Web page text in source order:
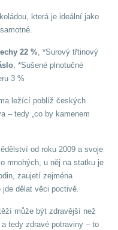
která je ideální jako
22 %, *Surový třtinový
, *Sušené plnotučné
3 %
ležící poblíž českých
– tedy „co by kamenem
od roku 2009 a svoje
mnohých, u něj na statku je
zaujetí zejména
jde dělat věci poctivě.
může být zdravější než
tedy zdravé potraviny – to